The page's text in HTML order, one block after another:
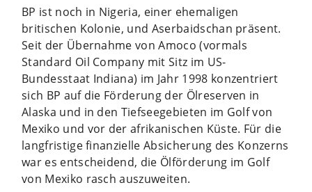
BP ist noch in Nigeria, einer ehemaligen
britischen Kolonie, und Aserbaidschan präsent.
Seit der Übernahme von Amoco (vormals
Standard Oil Company mit Sitz im US-
Bundesstaat Indiana) im Jahr 1998 konzentriert
sich BP auf die Förderung der Ölreserven in
Alaska und in den Tiefseegebieten im Golf von
Mexiko und vor der afrikanischen Küste. Für die
langfristige finanzielle Absicherung des Konzerns
war es entscheidend, die Ölförderung im Golf
von Mexiko rasch auszuweiten.